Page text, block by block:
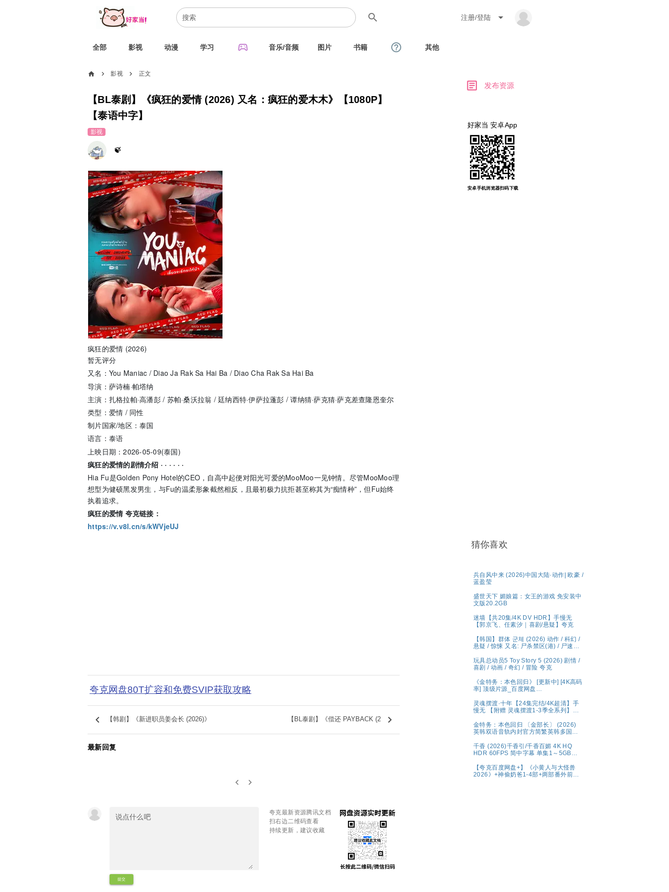
search 注册/登陆 arrow_drop_down
全部 影视 动漫 学习 sports_esports 音乐/音频 图片 书籍 help_outline 其他
home chevron_right 影视 chevron_right 正文
【BL泰剧】《疯狂的爱情 (2026) 又名：疯狂的爱木木》【1080P】
【泰语中字】
影视
🍃
疯狂的爱情 (2026)
暂无评分
又名：You Maniac / Diao Ja Rak Sa Hai Ba / Diao Cha Rak Sa Hai Ba
导演：萨诗楠·帕塔纳
主演：扎格拉帕·高潘彭 / 苏帕·桑沃拉翁 / 廷纳西特·伊萨拉蓬彭 / 谭纳猜·萨克猜·萨克差查隆恩奎尔
类型：爱情 / 同性
制片国家/地区：泰国
语言：泰语
上映日期：2026-05-09(泰国)
疯狂的爱情的剧情介绍 · · · · · ·
Hia Fu是Golden Pony Hotel的CEO，自高中起便对阳光可爱的MooMoo一见钟情。尽管MooMoo理
想型为健硕黑发男生，与Fu的温柔形象截然相反，且最初极力抗拒甚至称其为“痴情种”，但Fu始终
执着追求。
疯狂的爱情 夸克链接：
https://v.v8l.cn/s/kWVjeUJ
夸克网盘80T扩容和免费SVIP获取攻略
keyboard_arrow_left 【韩剧】《新进职员姜会长 (2026)》 【BL泰剧】《偿还 PAYBACK (2 keyboard_arrow_right
最新回复
keyboard_arrow_left keyboard_arrow_right
提交
夸克最新资源腾讯文档
扫右边二维码查看
持续更新，建议收藏
article 发布资源
好家当 安卓App
安卓手机浏览器扫码下载
猜你喜欢
兵自风中来 (2026)中国大陆·动作| 欧豪 /
蓝盈莹
盛世天下 媚娘篇：女王的游戏 免安装中
文版20.2GB
迷墙【共20集/4K DV HDR】手慢无
【郭京飞、任素汐｜喜剧/悬疑】夸克
【韩国】群体 군체 (2026) 动作 / 科幻 /
悬疑 / 惊悚 又名: 尸杀禁区(港) / 尸速禁
而被封锁的建筑内，孤立无援的幸存者
们对抗以无法预测形态进化的感染者的
玩具总动员5 Toy Story 5 (2026) 剧情 /
喜剧 / 动画 / 奇幻 / 冒险 夸克
《金特务：本色回归》 [更新中] [4K高码
率] 顶级片源_百度网盘
灵魂摆渡·十年【24集完结/4K超清】手
慢无 【附赠 灵魂摆渡1-3季全系列】夸
金特务：本色回归 〔金部长〕 (2026)
英韩双语音轨内封官方简繁英韩多国字
3GB】
千香 (2026)千香引/千香百媚 4K HQ
HDR 60FPS 简中字幕 单集1～5GB】
【夸克百度网盘+】《小黄人与大怪兽
2026》+神偷奶爸1-4部+两部番外前传